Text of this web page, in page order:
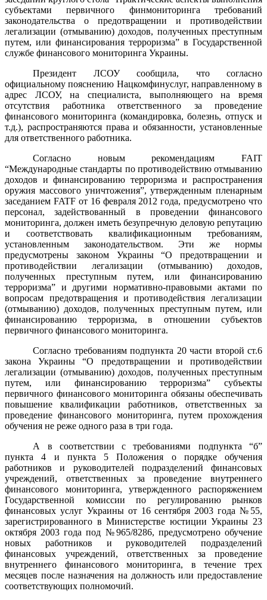
субъектами первичного финмониторинга требований
законодательства о предотвращении и противодействии
легализации (отмыванию) доходов, полученных преступным
путем, или финансирования терроризма” в Государственной
службе финансового мониторинга Украины.
Президент ЛСОУ сообщила, что согласно
официальному пояснению Нацкомфинуслуг, направленному в
адрес ЛСОУ, на специалиста, выполняющего на время
отсутствия работника ответственного за проведение
финансового мониторинга (командировка, болезнь, отпуск и
т.д.), распространяются права и обязанности, установленные
для ответственного работника.
Согласно новым рекомендациям FAIT
“Международные стандарты по противодействию отмыванию
доходов и финансированию терроризма и распространения
оружия массового уничтожения”, утвержденным пленарным
заседанием FATF от 16 февраля 2012 года, предусмотрено что
персонал, задействованный в проведении финансового
мониторинга, должен иметь безупречную деловую репутацию
и соответствовать квалификационным требованиям,
установленным законодательством. Эти же нормы
предусмотрены законом Украины “О предотвращении и
противодействии легализации (отмыванию) доходов,
полученных преступным путем, или финансированию
терроризма” и другими нормативно-правовыми актами по
вопросам предотвращения и противодействия легализации
(отмыванию) доходов, полученных преступным путем, или
финансированию терроризма, в отношении субъектов
первичного финансового мониторинга.
Согласно требованиям подпункта 20 части второй ст.6
закона Украины “О предотвращении и противодействии
легализации (отмыванию) доходов, полученных преступным
путем, или финансированию терроризма” субъекты
первичного финансового мониторинга обязаны обеспечивать
повышение квалификации работников, ответственных за
проведение финансового мониторинга, путем прохождения
обучения не реже одного раза в три года.
А в соответствии с требованиями подпункта “б”
пункта 4 и пункта 5 Положения о порядке обучения
работников и руководителей подразделений финансовых
учреждений, ответственных за проведение внутреннего
финансового мониторинга, утвержденного распоряжением
Государственной комиссии по регулированию рынков
финансовых услуг Украины от 16 сентября 2003 года №55,
зарегистрированного в Министерстве юстиции Украины 23
октября 2003 года под №965/8286, предусмотрено обучение
новых работников и руководителей подразделений
финансовых учреждений, ответственных за проведение
внутреннего финансового мониторинга, в течение трех
месяцев после назначения на должность или предоставление
соответствующих полномочий.